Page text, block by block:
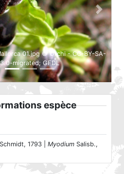
01.jpg © Orchi - CC-BY-SA-
3.0-migrated; GFDL
Next
espèce
1793 | Myodium Salisb.,